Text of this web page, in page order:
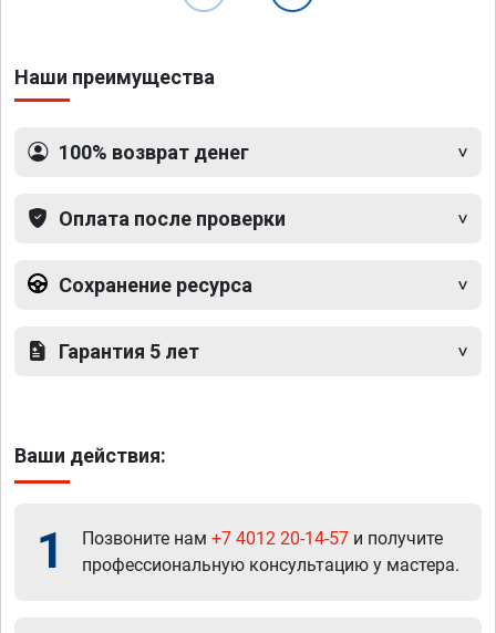
Наши преимущества
100% возврат денег
Оплата после проверки
Сохранение ресурса
Гарантия 5 лет
Ваши действия:
1 Позвоните нам +7 4012 20-14-57 и получите
профессиональную консультацию у мастера.